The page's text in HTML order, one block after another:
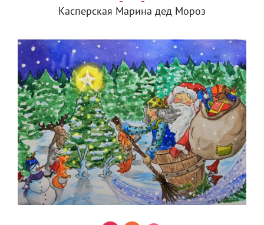
Касперская Марина дед Мороз